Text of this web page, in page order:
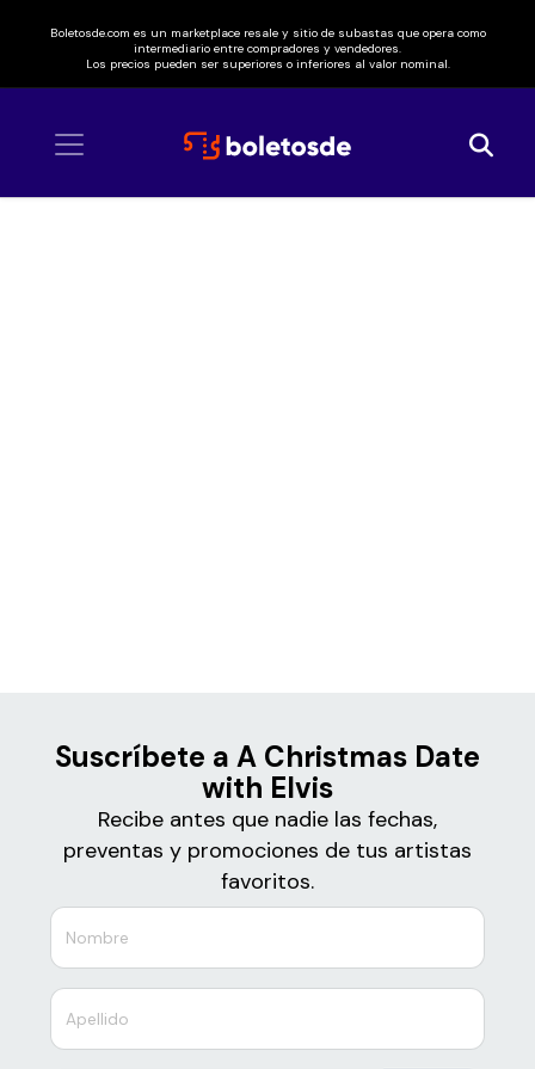
Boletosde.com es un marketplace resale y sitio de subastas que opera como
intermediario entre compradores y vendedores.
Los precios pueden ser superiores o inferiores al valor nominal.
Suscríbete a A Christmas Date
with Elvis
Recibe antes que nadie las fechas,
preventas y promociones de tus artistas
favoritos.